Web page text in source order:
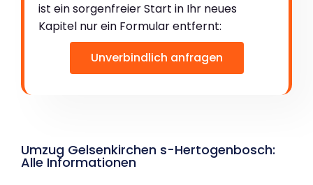
ist ein sorgenfreier Start in Ihr neues
Kapitel nur ein Formular entfernt:
Unverbindlich anfragen
Umzug Gelsenkirchen s-Hertogenbosch:
Alle Informationen